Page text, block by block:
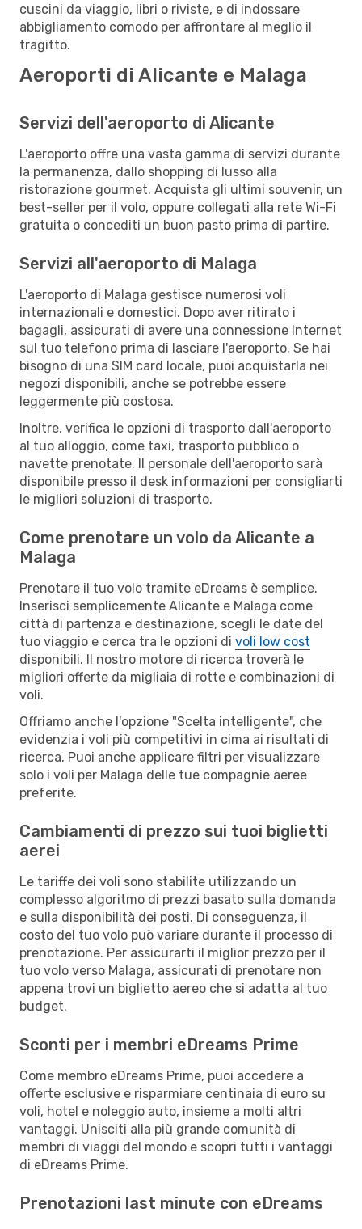
cuscini da viaggio, libri o riviste, e di indossare
abbigliamento comodo per affrontare al meglio il
tragitto.
Aeroporti di Alicante e Malaga
Servizi dell'aeroporto di Alicante
L'aeroporto offre una vasta gamma di servizi durante
la permanenza, dallo shopping di lusso alla
ristorazione gourmet. Acquista gli ultimi souvenir, un
best-seller per il volo, oppure collegati alla rete Wi-Fi
gratuita o concediti un buon pasto prima di partire.
Servizi all'aeroporto di Malaga
L'aeroporto di Malaga gestisce numerosi voli
internazionali e domestici. Dopo aver ritirato i
bagagli, assicurati di avere una connessione Internet
sul tuo telefono prima di lasciare l'aeroporto. Se hai
bisogno di una SIM card locale, puoi acquistarla nei
negozi disponibili, anche se potrebbe essere
leggermente più costosa.
Inoltre, verifica le opzioni di trasporto dall'aeroporto
al tuo alloggio, come taxi, trasporto pubblico o
navette prenotate. Il personale dell'aeroporto sarà
disponibile presso il desk informazioni per consigliarti
le migliori soluzioni di trasporto.
Come prenotare un volo da Alicante a
Malaga
Prenotare il tuo volo tramite eDreams è semplice.
Inserisci semplicemente Alicante e Malaga come
città di partenza e destinazione, scegli le date del
tuo viaggio e cerca tra le opzioni di voli low cost
disponibili. Il nostro motore di ricerca troverà le
migliori offerte da migliaia di rotte e combinazioni di
voli.
Offriamo anche l'opzione "Scelta intelligente", che
evidenzia i voli più competitivi in cima ai risultati di
ricerca. Puoi anche applicare filtri per visualizzare
solo i voli per Malaga delle tue compagnie aeree
preferite.
Cambiamenti di prezzo sui tuoi biglietti
aerei
Le tariffe dei voli sono stabilite utilizzando un
complesso algoritmo di prezzi basato sulla domanda
e sulla disponibilità dei posti. Di conseguenza, il
costo del tuo volo può variare durante il processo di
prenotazione. Per assicurarti il miglior prezzo per il
tuo volo verso Malaga, assicurati di prenotare non
appena trovi un biglietto aereo che si adatta al tuo
budget.
Sconti per i membri eDreams Prime
Come membro eDreams Prime, puoi accedere a
offerte esclusive e risparmiare centinaia di euro su
voli, hotel e noleggio auto, insieme a molti altri
vantaggi. Unisciti alla più grande comunità di
membri di viaggi del mondo e scopri tutti i vantaggi
di eDreams Prime.
Prenotazioni last minute con eDreams